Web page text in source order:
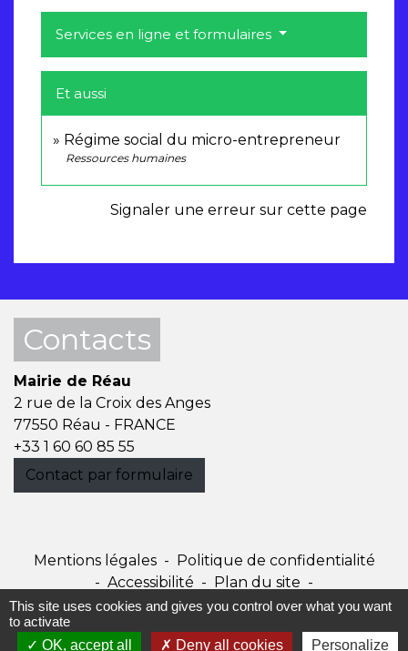
Services en ligne et formulaires
Et aussi
Régime social du micro-entrepreneur
Ressources humaines
Signaler une erreur sur cette page
Contacts
Mairie de Réau
2 rue de la Croix des Anges
77550 Réau - FRANCE
+33 1 60 60 85 55
Contact par formulaire
Mentions légales - Politique de confidentialité
- Accessibilité - Plan du site -
Gestion des cookies
This site uses cookies and gives you control over what you want
to activate
OK, accept all
Deny all cookies Personalize